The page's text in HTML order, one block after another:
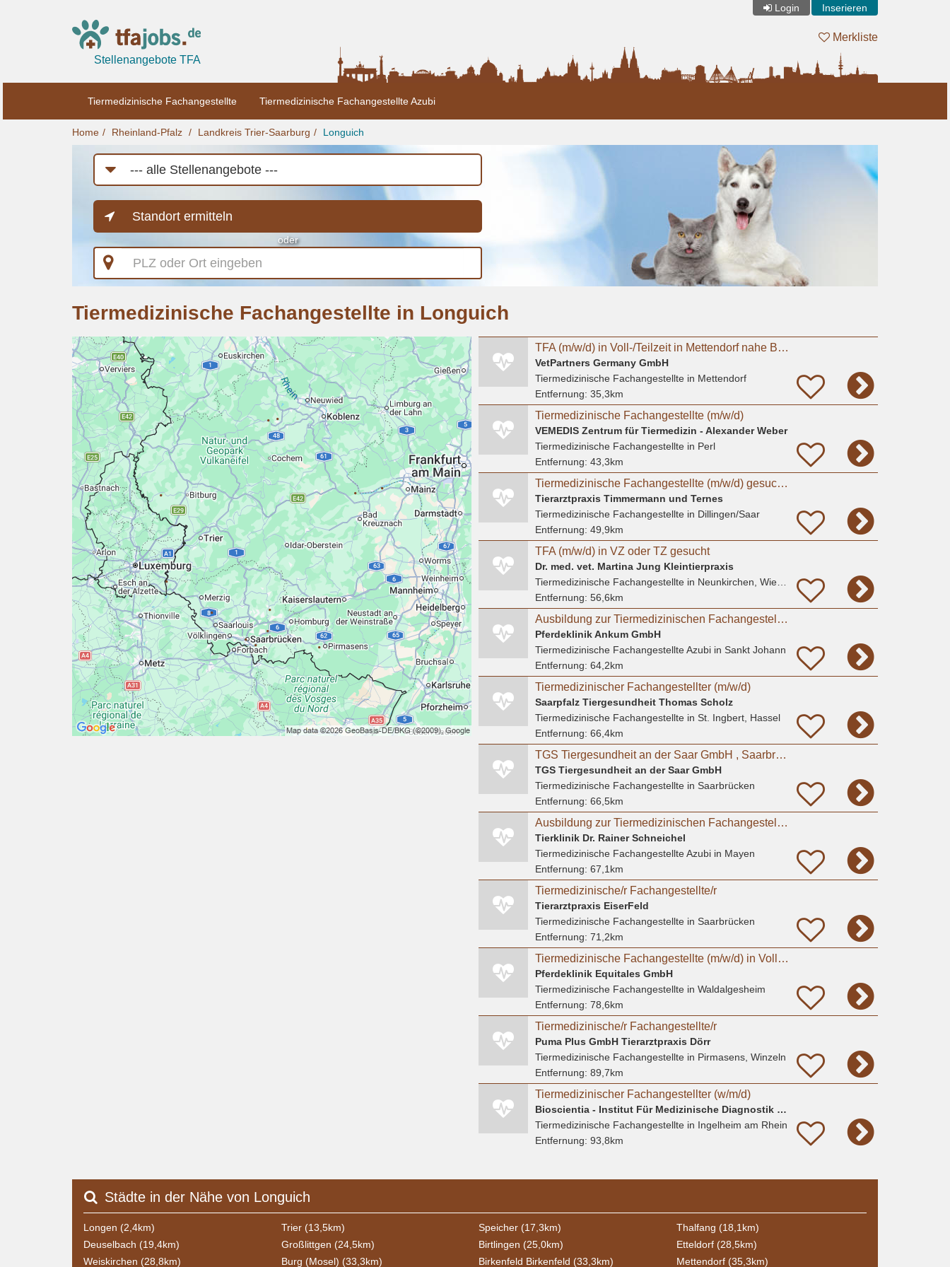
Login Inserieren
Stellenangebote TFA
Merkliste
Tiermedizinische Fachangestellte Tiermedizinische Fachangestellte Azubi
Home Rheinland-Pfalz Landkreis Trier-Saarburg Longuich
Job-
Kategorie
Standort ermitteln
oder
PLZ
oder
Ort
Tiermedizinische Fachangestellte in Longuich
TFA (m/w/d) in Voll-/Teilzeit in Mettendorf nahe Bitburg bei Tierärzte Mettendorf GmbH
VetPartners Germany GmbH
Tiermedizinische Fachangestelltein Mettendorf
Entfernung: 35,3km
Tiermedizinische Fachangestellte (m/w/d)
VEMEDIS Zentrum für Tiermedizin - Alexander Weber
Tiermedizinische Fachangestelltein Perl
Entfernung: 43,3km
Tiermedizinische Fachangestellte (m/w/d) gesucht/Teilzeit oder Vollzeit – Raum Saarlouis /
Tierarztpraxis Timmermann und Ternes
Tiermedizinische Fachangestelltein Dillingen/Saar
Entfernung: 49,9km
TFA (m/w/d) in VZ oder TZ gesucht
Dr. med. vet. Martina Jung Kleintierpraxis
Tiermedizinische Fachangestelltein Neunkirchen, Wiebelskirchen
Entfernung: 56,6km
Ausbildung zur Tiermedizinischen Fachangestellten / TFA (m/w/d) 2027
Pferdeklinik Ankum GmbH
Tiermedizinische Fachangestellte Azubiin Sankt Johann
Entfernung: 64,2km
Tiermedizinischer Fachangestellter (m/w/d)
Saarpfalz Tiergesundheit Thomas Scholz
Tiermedizinische Fachangestelltein St. Ingbert, Hassel
Entfernung: 66,4km
TGS Tiergesundheit an der Saar GmbH , Saarbrücken : Tiermed. Fachangestellte/r, Teilzeit
TGS Tiergesundheit an der Saar GmbH
Tiermedizinische Fachangestelltein Saarbrücken
Entfernung: 66,5km
Ausbildung zur Tiermedizinischen Fachangestellten / TFA (m/w/d) 2027
Tierklinik Dr. Rainer Schneichel
Tiermedizinische Fachangestellte Azubiin Mayen
Entfernung: 67,1km
Tiermedizinische/r Fachangestellte/r
Tierarztpraxis EiserFeld
Tiermedizinische Fachangestelltein Saarbrücken
Entfernung: 71,2km
Tiermedizinische Fachangestellte (m/w/d) in Voll- und Teilzeit
Pferdeklinik Equitales GmbH
Tiermedizinische Fachangestelltein Waldalgesheim
Entfernung: 78,6km
Tiermedizinische/r Fachangestellte/r
Puma Plus GmbH Tierarztpraxis Dörr
Tiermedizinische Fachangestelltein Pirmasens, Winzeln
Entfernung: 89,7km
Tiermedizinischer Fachangestellter (w/m/d)
Bioscientia - Institut Für Medizinische Diagnostik GmbH
Tiermedizinische Fachangestelltein Ingelheim am Rhein
Entfernung: 93,8km
Städte in der Nähe von Longuich
Longen (2,4km) Trier (13,5km) Speicher (17,3km)
Thalfang (18,1km)
Deuselbach (19,4km)
Großlittgen (24,5km) Birtlingen (25,0km)
Etteldorf (28,5km)
Weiskirchen (28,8km)
Burg (Mosel) (33,3km) Birkenfeld Birkenfeld (33,3km) Mettendorf (35,3km)